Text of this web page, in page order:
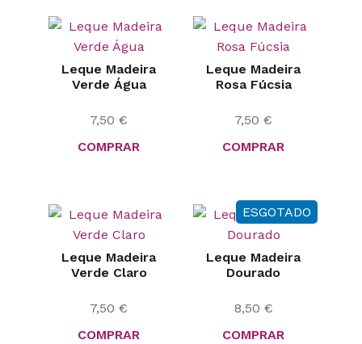
Leque Madeira
Verde Água
7,50 €
COMPRAR
Leque Madeira
Rosa Fúcsia
7,50 €
COMPRAR
Leque Madeira
Verde Claro
7,50 €
COMPRAR
ESGOTADO
Leque Madeira
Dourado
8,50 €
COMPRAR